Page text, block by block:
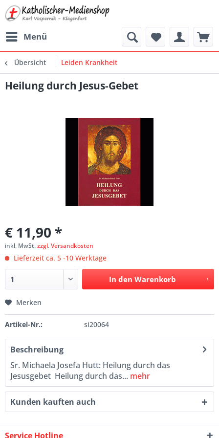
Menü
Übersicht Leiden Krankheit
Heilung durch Jesus-Gebet
€ 11,90 *
inkl. MwSt.zzgl. Versandkosten
Lieferzeit ca. 5 -10 Werktage
In den Warenkorb
Merken
Artikel-Nr.: si20064
Beschreibung
Sr. Michaela Josefa Hutt: Heilung durch das
Jesusgebet Heilung durch das... mehr
Kunden kauften auch
Service Hotline